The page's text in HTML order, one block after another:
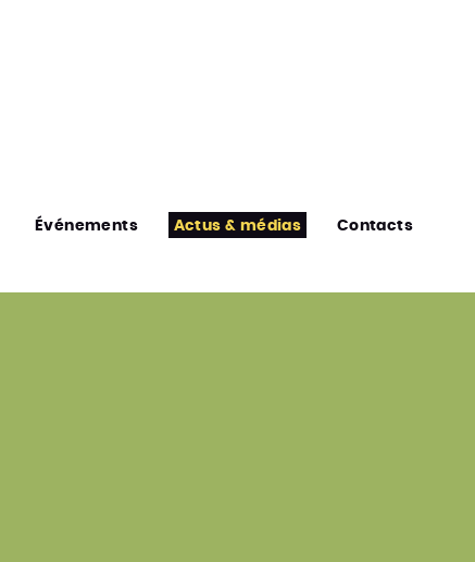
Événements Actus & médias Contacts